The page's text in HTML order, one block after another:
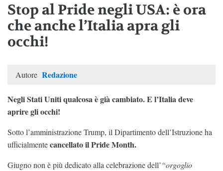
Stop al Pride negli USA: è ora
che anche l’Italia apra gli
occhi!
Autore Redazione
Negli Stati Uniti qualcosa è già cambiato. E l’Italia deve
aprire gli occhi!
Sotto l’amministrazione Trump, il Dipartimento dell’Istruzione ha
ufficialmentecancellato ilPride Month.
Giugno non è più dedicato alla celebrazione dell’“orgoglio